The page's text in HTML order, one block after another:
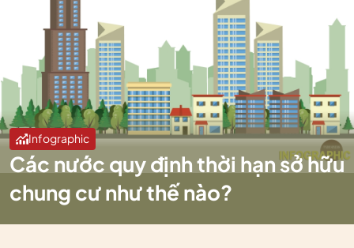
Infographic
Các nước quy định thời hạn sở hữu
chung cư như thế nào?